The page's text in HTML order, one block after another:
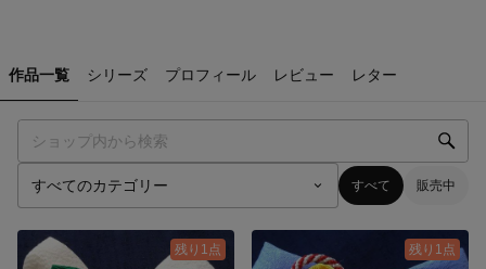
作品一覧 シリーズ プロフィール レビュー レター
すべて 販売中
残り1点 残り1点